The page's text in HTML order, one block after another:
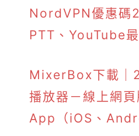
NordVPN優惠碼
PTT、YouTube
MixerBox下載｜
播放器－線上網
App（iOS、